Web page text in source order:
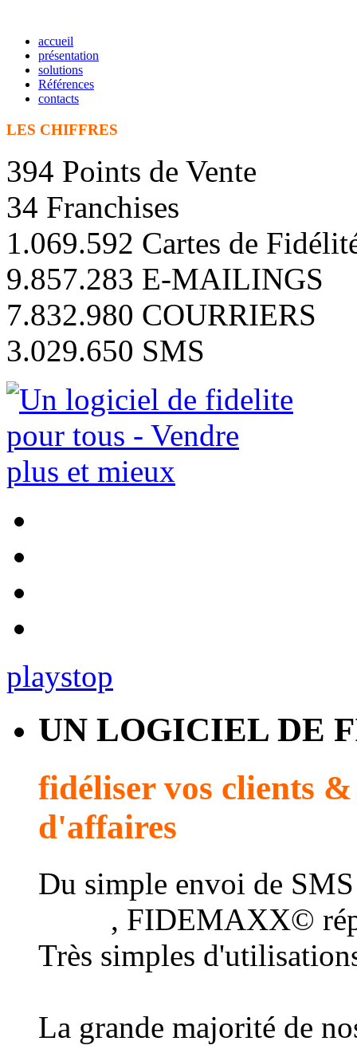
accueil
présentation
solutions
Références
contacts
LES CHIFFRES
394 Points de Vente
34 Franchises
1.069.592 Cartes de
9.857.283 E-MAILINGS
7.832.980 COURRIERS
3.029.650 SMS
playstop
UN LOGICIEL DE
fidéliser vos clients
d'affaires
Du simple envoi de
, FIDEMAXX©
Très simples
La grande majorité de